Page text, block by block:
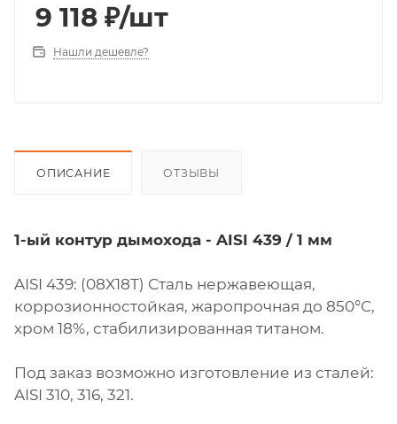
9 118 ₽/шт
Нашли дешевле?
ОПИСАНИЕ ОТЗЫВЫ
1-ый контур дымохода - AISI 439 / 1 мм
AISI 439: (08X18Т) Сталь нержавеющая,
коррозионностойкая, жаропрочная до 850°С,
хром 18%, стабилизированная титаном.
Под заказ возможно изготовление из сталей:
AISI 310, 316, 321.